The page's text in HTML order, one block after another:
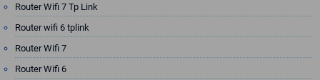
Router Wifi 7 Tp Link
Router wifi 6 tplink
Router Wifi 7
Router Wifi 6